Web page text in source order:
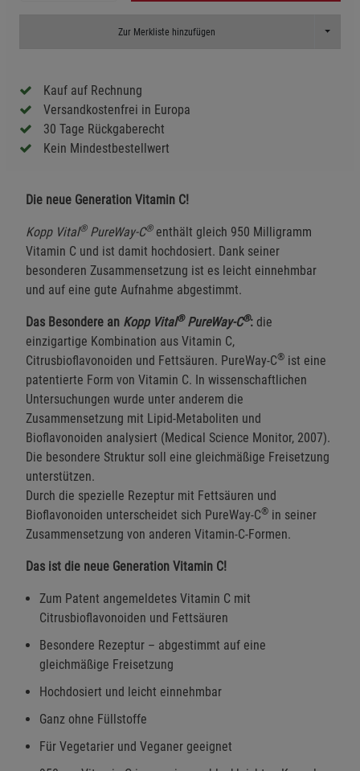
Zur Merkliste hinzufügen Toggle
Kauf auf Rechnung
Versandkostenfrei in Europa
30 Tage Rückgaberecht
Kein Mindestbestellwert
Die neue Generation Vitamin C!
Kopp Vital®PureWay-C®enthält gleich 950 Milligramm
Vitamin C und ist damit hochdosiert. Dank seiner
besonderen Zusammensetzung ist es leicht einnehmbar
und auf eine gute Aufnahme abgestimmt.
Das Besondere an Kopp Vital®PureWay-C®: die
einzigartige Kombination aus Vitamin C,
Citrusbioflavonoiden und Fettsäuren. PureWay-C® ist eine
patentierte Form von Vitamin C. In wissenschaftlichen
Untersuchungen wurde unter anderem die
Zusammensetzung mit Lipid-Metaboliten und
Bioflavonoiden analysiert (Medical Science Monitor, 2007).
Die besondere Struktur soll eine gleichmäßige Freisetzung
unterstützen.
Durch die spezielle Rezeptur mit Fettsäuren und
Bioflavonoiden unterscheidet sich PureWay-C® in seiner
Zusammensetzung von anderen Vitamin-C-Formen.
Das ist die neue Generation Vitamin C!
Zum Patent angemeldetes Vitamin C mit
Citrusbioflavonoiden und Fettsäuren
Besondere Rezeptur – abgestimmt auf eine
gleichmäßige Freisetzung
Hochdosiert und leicht einnehmbar
Ganz ohne Füllstoffe
Für Vegetarier und Veganer geeignet